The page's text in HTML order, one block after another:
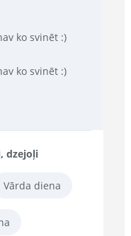
ko svinēt :)
ko svinēt :)
dzejoļi
Vārda diena